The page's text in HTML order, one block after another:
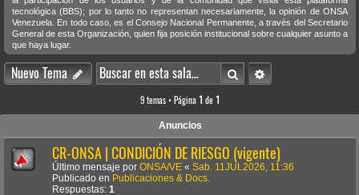
tecnológica (BBS); por lo tanto no representan necesariamente, la opinión de ONSA
Venezuela. En todo caso, es el Consejo Nacional Permanente, a través del Secretario
General de esta Organización, quien fija posición institucional sobre cualquier asunto a
que haya lugar.
Nuevo Tema BuscarBúsqueda avanzada
9 temas • Página 1 de 1
Anuncios
CR-ONSA | CONDICIÓN DE RIESGO (vigente)
Último mensaje por ONSA/VE « Sab. 11JUL2026, 11:36
Publicado en Publicaciones & Docs.
Respuestas: 1